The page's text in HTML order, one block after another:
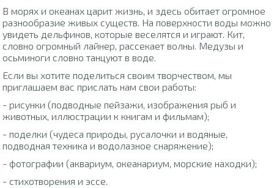
В морях и океанах царит жизнь, и здесь обитает огромное
разнообразие живых существ. На поверхности воды можно
увидеть дельфинов, которые веселятся и играют. Кит,
словно огромный лайнер, рассекает волны. Медузы и
осьминоги словно танцуют в воде.
Если вы хотите поделиться своим творчеством, мы
приглашаем вас прислать нам свои работы:
- рисунки (подводные пейзажи, изображения рыб и
животных, иллюстрации к книгам и фильмам);
- поделки (чудеса природы, русалочки и водяные,
подводная техника и водолазное снаряжение);
- фотографии (аквариум, океанариум, морские находки);
- стихотворения и эссе.